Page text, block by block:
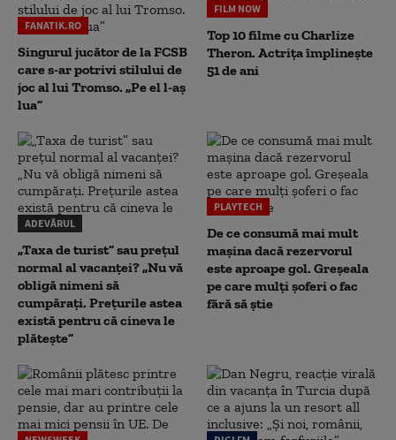
FANATIK.RO
Singurul jucător de la FCSB
care s-ar potrivi stilului de
joc al lui Tromso. „Pe el l-aș
lua”
FILM NOW
Top 10 filme cu Charlize
Theron. Actrița împlinește
51 de ani
ADEVĂRUL
„Taxa de turist” sau prețul
normal al vacanței? „Nu vă
obligă nimeni să
cumpărați. Prețurile astea
există pentru că cineva le
plătește”
PLAYTECH
De ce consumă mai mult
mașina dacă rezervorul
este aproape gol. Greșeala
pe care mulți șoferi o fac
fără să știe